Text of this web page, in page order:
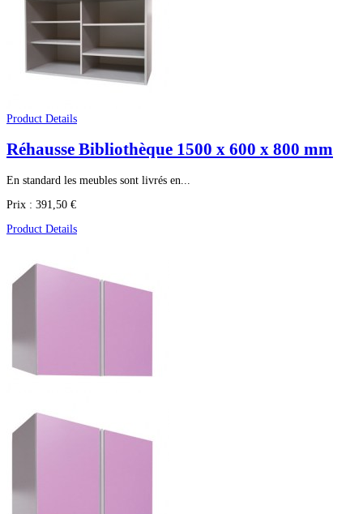
Product Details
Réhausse Bibliothèque 1500 x 600 x 800 mm
En standard les meubles sont livrés en...
Prix : 391,50 €
Product Details